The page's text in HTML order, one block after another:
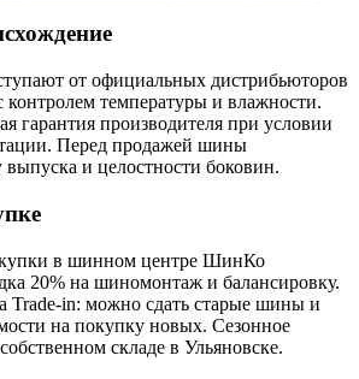
от официальных дистрибьюторов
контролем температуры и влажности.
гарантия производителя при условии
Перед продажей шины
выпуска и целостности боковин.
в шинном центре ШинКо
20% на шиномонтаж и балансировку.
Trade-in: можно сдать старые шины и
на покупку новых. Сезонное
складе в Ульяновске.